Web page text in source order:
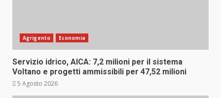
Agrigento Economia
Servizio idrico, AICA: 7,2 milioni per il sistema
Voltano e progetti ammissibili per 47,52 milioni
5 Agosto 2026